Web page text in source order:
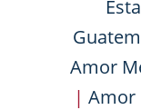
Amor
| Amor